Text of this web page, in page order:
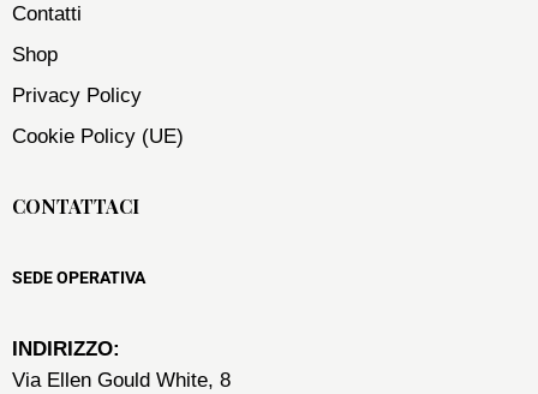
Contatti
Shop
Privacy Policy
Cookie Policy (UE)
CONTATTACI
SEDE OPERATIVA
INDIRIZZO:
Via Ellen Gould White, 8